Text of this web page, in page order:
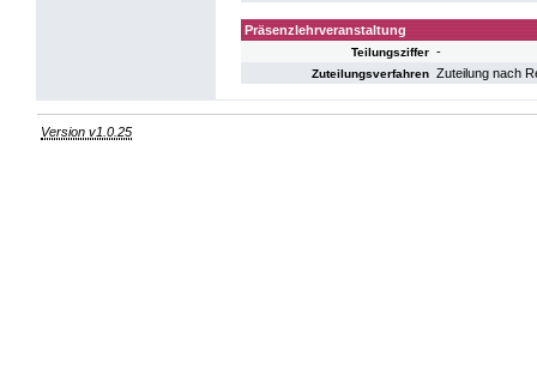
Präsenzlehrveranstaltung
Teilungsziffer -
Zuteilungsverfahren Zuteilung nach
Version v1.0.25